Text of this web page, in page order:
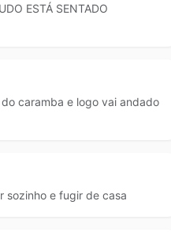
ESTÁ SENTADO
caramba e logo vai andado
sozinho e fugir de casa